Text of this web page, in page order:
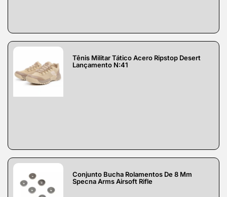
Tênis Militar Tático Acero Ripstop Desert
Lançamento N:41
Conjunto Bucha Rolamentos De 8 Mm
Specna Arms Airsoft Rifle